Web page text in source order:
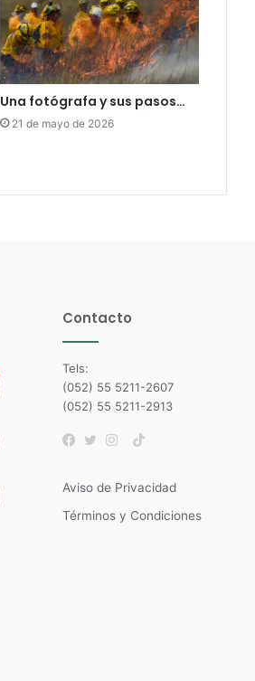
Una fotógrafa y sus pasos…
21 de mayo de 2026
Contacto
Tels:
(052) 55 5211-2607
(052) 55 5211-2913
TikTok
Aviso de Privacidad
Términos y Condiciones